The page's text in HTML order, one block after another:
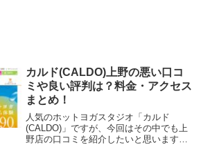
カルド(CALDO)上野の悪い口コ
ミや良い評判は？料金・アクセス
まとめ！
人気のホットヨガスタジオ「カルド
(CALDO)」ですが、今回はその中でも上
野店の口コミを紹介したいと思います。